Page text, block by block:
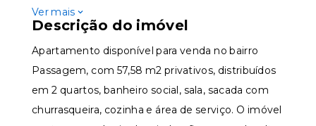
Ver mais
Descrição do imóvel
Apartamento disponível para venda no bairro
Passagem, com 57,58 m2 privativos, distribuídos
em 2 quartos, banheiro social, sala, sacada com
churrasqueira, cozinha e área de serviço. O imóvel